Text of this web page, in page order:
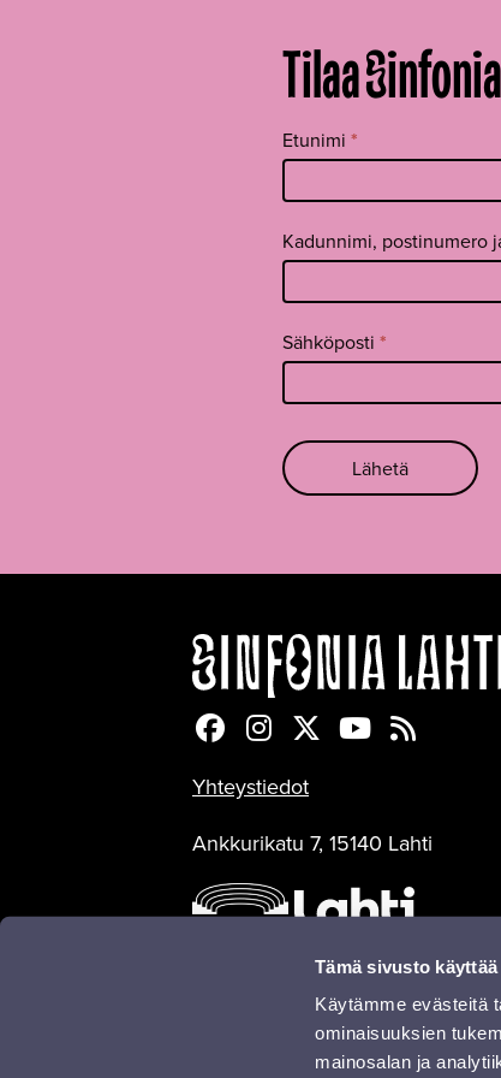
Tämä sivusto
Käytämme evästeitä
ominaisuuksien
mainosalan ja
Tilaa
Tilaa
uutiskirje
footer FI
Etunimi *
Kadunnimi, postinumero
Sähköposti *
Lähetä
Sinfonia Lahti
Sinfonia Lahti
Sinfonia Lahti
SinfoniaSinfonia
Yhteystiedot
Ankkurikatu 7, 15140 Lahti